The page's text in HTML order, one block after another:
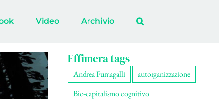
Video Archivio
Effimera tags
Andrea Fumagalli
autorganizzazione
Bio-capitalismo cognitivo